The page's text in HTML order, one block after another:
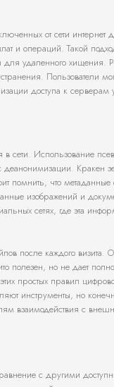
от сети интернет
и операций. Такой
удаленного хищения.
Пользователи
доступа к
сети. Использование
Кракен
помнить, что
изображений и
сетях, где эта
после каждого визита.
полезен, но не дает
простых правил
инструменты, но
взаимодействия с
с другими